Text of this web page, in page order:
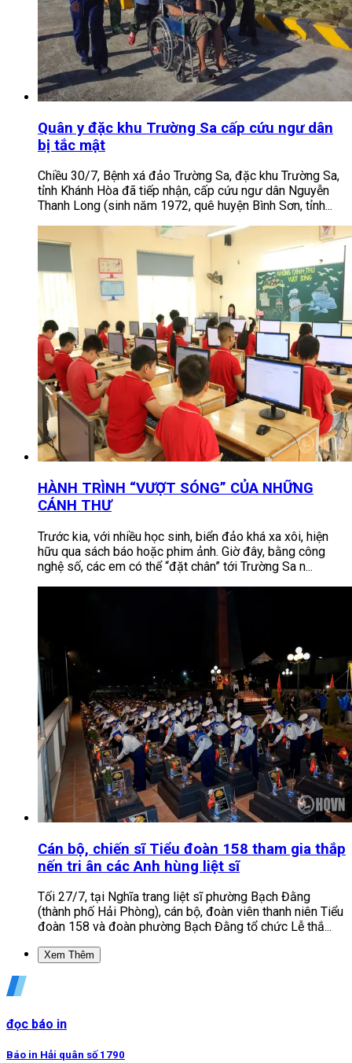
Quân y đặc khu Trường Sa cấp cứu ngư dân
bị tắc mật
Chiều 30/7, Bệnh xá đảo Trường Sa, đặc khu Trường Sa,
tỉnh Khánh Hòa đã tiếp nhận, cấp cứu ngư dân Nguyễn
Thanh Long (sinh năm 1972, quê huyện Bình Sơn, tỉnh...
HÀNH TRÌNH “VƯỢT SÓNG” CỦA NHỮNG
CÁNH THƯ
Trước kia, với nhiều học sinh, biển đảo khá xa xôi, hiện
hữu qua sách báo hoặc phim ảnh. Giờ đây, bằng công
nghệ số, các em có thể “đặt chân” tới Trường Sa n...
Cán bộ, chiến sĩ Tiểu đoàn 158 tham gia thắp
nến tri ân các Anh hùng liệt sĩ
Tối 27/7, tại Nghĩa trang liệt sĩ phường Bạch Đằng
(thành phố Hải Phòng), cán bộ, đoàn viên thanh niên Tiểu
đoàn 158 và đoàn phường Bạch Đằng tổ chức Lễ thắ...
Xem Thêm
đọc báo in
Báo in Hải quân số 1790